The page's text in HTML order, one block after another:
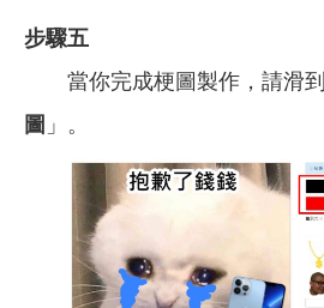
步驟五
當你完成梗圖製作，請滑到
圖 」。